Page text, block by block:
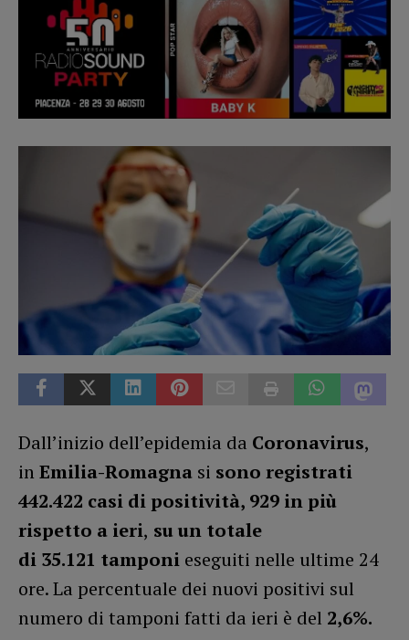
Dall’inizio dell’epidemia da Coronavirus,
inEmilia-Romagna si sono registrati
442.422 casi di positività, 929 in più
rispetto a ieri, su un totale
di 35.121 tamponi eseguiti nelle ultime 24
ore. La percentuale dei nuovi positivi sul
numero di tamponi fatti da ieri è del 2,6%.